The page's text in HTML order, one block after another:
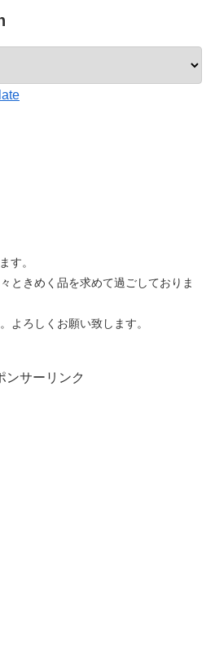
す。
ときめく品を求めて過ごしておりま
よろしくお願い致します。
ンサーリンク